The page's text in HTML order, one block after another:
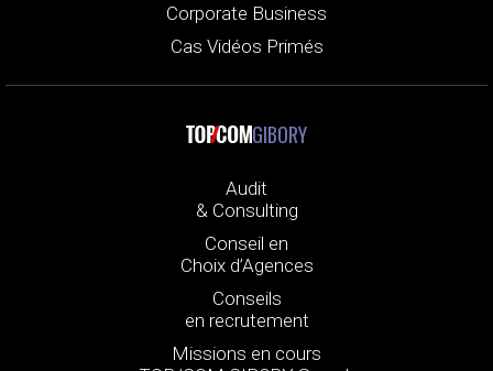
Corporate Business
Cas Vidéos Primés
GIBORY
Audit
& Consulting
Conseil en
Choix d’Agences
Conseils
en recrutement
Missions en cours